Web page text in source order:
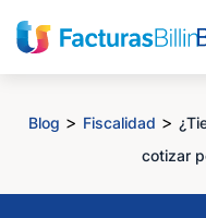
Blog > Fiscalidad >
cotizar